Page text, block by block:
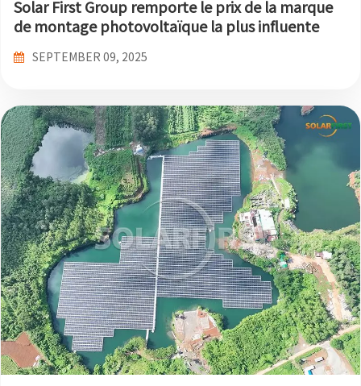
Solar First Group remporte le prix de la marque
de montage photovoltaïque la plus influente
SEPTEMBER 09, 2025